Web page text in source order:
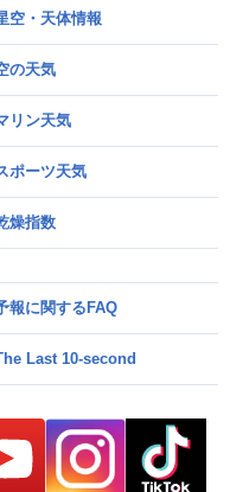
空・天体情報
の天気
リン天気
ポーツ天気
燥指数
報に関するFAQ
Last 10-second